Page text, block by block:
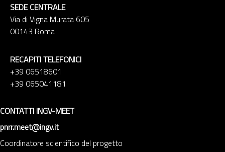
SEDE CENTRALE
Via di Vigna Murata 605
00143 Roma
RECAPITI TELEFONICI
+39 06518601
+39 065041181
CONTATTI INGV-MEET
pnrr.meet@ingv.it
Coordinatore scientifico del progetto